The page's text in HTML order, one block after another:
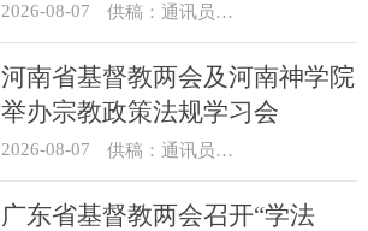
2026-08-07 供稿：通讯员 顾利民
河南省基督教两会及河南神学院
举办宗教政策法规学习会
2026-08-07 供稿：通讯员 靳新元
广东省基督教两会召开“学法